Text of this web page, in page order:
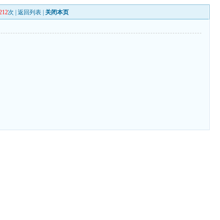
次 |返回列表 关闭本页